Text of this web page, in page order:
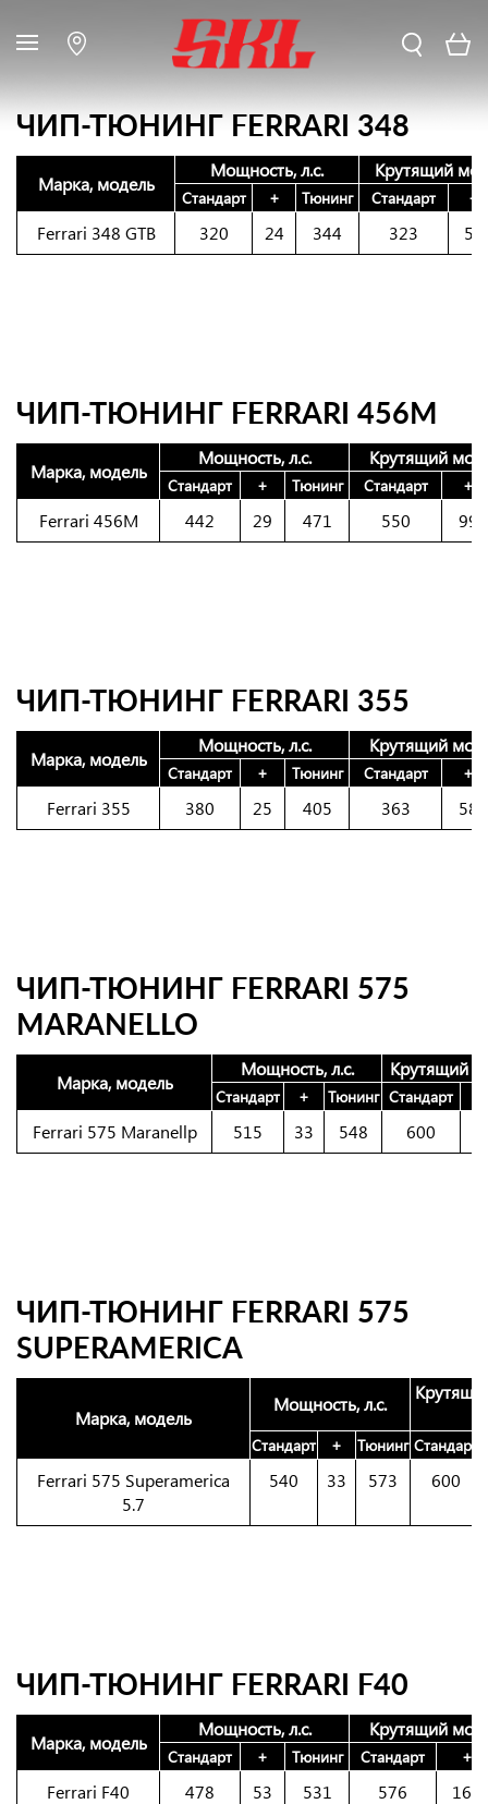
ЧИП-ТЮНИНГ FERRARI 348
Марка, модель
Мощность, л.с. Крутящий
Стандарт + Тюнинг Стандарт +
Ferrari 348 GTB 320 24 344 323 51
ЧИП-ТЮНИНГ FERRARI 456M
Марка, модель
Мощность, л.с. Крутящий
Стандарт + Тюнинг Стандарт +
Ferrari 456M 442 29 471 550 99
ЧИП-ТЮНИНГ FERRARI 355
Марка, модель
Мощность, л.с. Крутящий
Стандарт + Тюнинг Стандарт +
Ferrari 355 380 25 405 363 58
ЧИП-ТЮНИНГ FERRARI 575
MARANELLO
Марка, модель
Мощность, л.с. Крутящий
Стандарт + Тюнинг Стандарт
Ferrari 575 Maranellp 515 33 548 600
ЧИП-ТЮНИНГ FERRARI 575
SUPERAMERICA
Марка, модель
Мощность, л.с.
Стандарт + Тюнинг Стандарт
Ferrari 575 Superamerica
5.7
540 33 573 600
ЧИП-ТЮНИНГ FERRARI F40
Марка, модель
Мощность, л.с. Крутящий
Стандарт + Тюнинг Стандарт +
Ferrari F40 478 53 531 576 167